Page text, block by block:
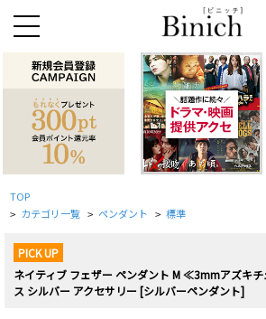
TOP
> カテゴリ一覧 > ペンダント > 標準
PICK UP
ネイティブ フェザー ペンダント M ≪3mmアズキ
ス シルバー アクセサリー [シルバーペンダント]